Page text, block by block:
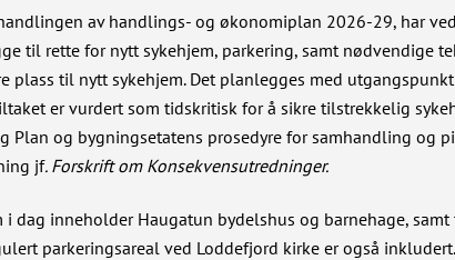
av handlings- og økonomiplan 2026-29, har
til rette for nytt sykehjem, parkering, samt nødvendige
til nytt sykehjem. Det planlegges med
er vurdert som tidskritisk for å sikre tilstrekkelig
og bygningsetatens prosedyre for samhandling og
jf. Forskrift om Konsekvensutredninger.
dag inneholder Haugatun bydelshus og barnehage,
parkeringsareal ved Loddefjord kirke er også